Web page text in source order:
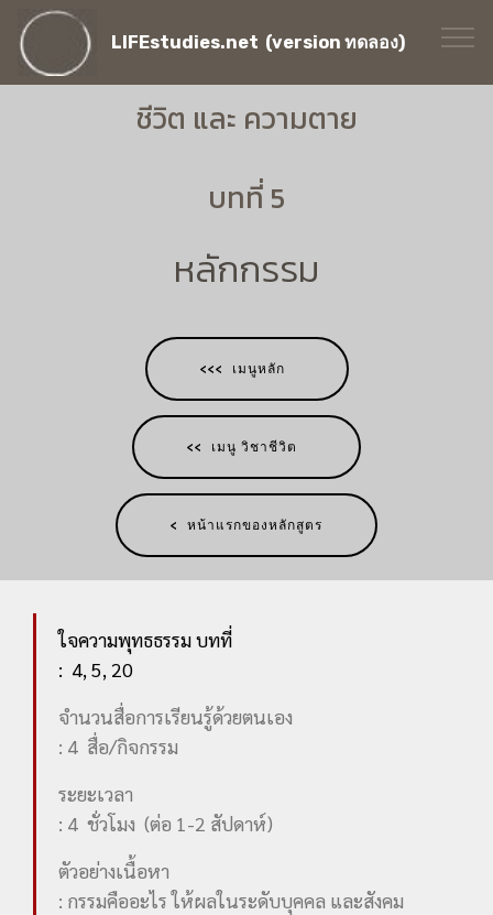
LIFEstudies.net (version ทดลอง)
ชีวิต และ ความตาย
บทที่ 5
หลักกรรม
<<< เมนูหลัก
<< เมนู วิชาชีวิต
< หน้าแรกของหลักสูตร
ใจความพุทธธรรม บทที่
: 4, 5, 20
จำนวนสื่อการเรียนรู้ด้วยตนเอง
: 4 สื่อ/กิจกรรม
ระยะเวลา
: 4 ชั่วโมง (ต่อ 1-2 สัปดาห์)
ตัวอย่างเนื้อหา
: กรรมคืออะไร ให้ผลในระดับบุคคล และสังคม